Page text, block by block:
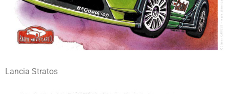
Lancia Stratos